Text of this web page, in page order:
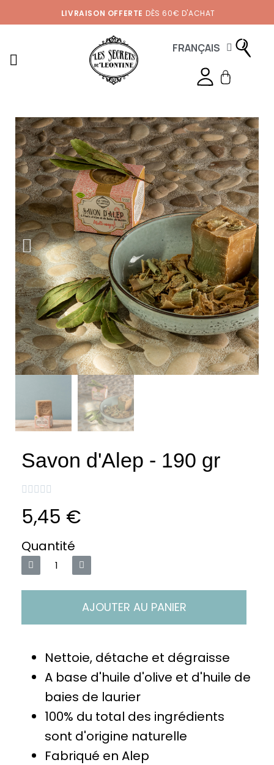
LIVRAISON OFFERTE DÈS 60€ D'ACHAT
FRANÇAIS
Savon d'Alep - 190 gr
    
5,45 €
Quantité
AJOUTER AU PANIER
Nettoie, détache et dégraisse
A base d'huile d'olive et d'huile de
baies de laurier
100% du total des ingrédients
sont d'origine naturelle
Fabriqué en Alep